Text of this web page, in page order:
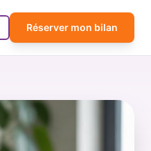
Réserver mon bilan